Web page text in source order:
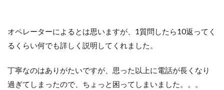
オペレーターによるとは思いますが、1質問したら10返ってく
るくらい何でも詳しく説明してくれました。
丁寧なのはありがたいですが、思った以上に電話が長くなり
過ぎてしまったので、ちょっと困ってしまいました。。。